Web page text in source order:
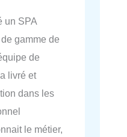
un SPA
gamme de
de
livré et
dans les
le métier,